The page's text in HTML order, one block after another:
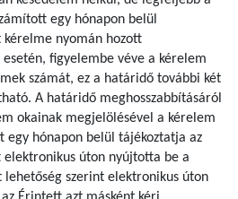
egy hónapon belül
nyomán hozott
esetén, figyelembe véve a kérelem
számát, ez a határidő további két
A határidő meghosszabbításáról
okainak megjelölésével a kérelem
egy hónapon belül tájékoztatja az
úton nyújtotta be a
lehetőség szerint elektronikus úton